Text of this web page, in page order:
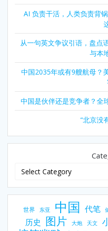
AI 负责干活，人类负责背
从一句英文争议引语，盘点
与本
中国2035年或有9艘航母？
中国是伙伴还是竞争者？全
“北京没
世界 东亚 中国 代笔
历史 图片 大炮 天文